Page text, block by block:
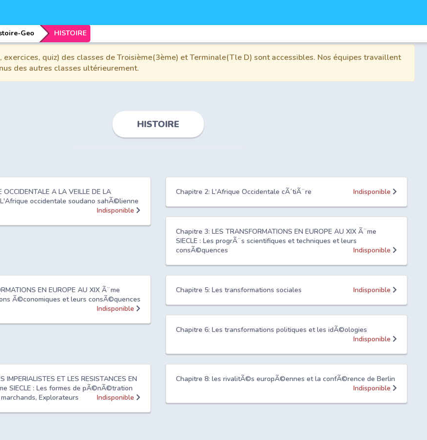
Geo HISTOIRE
exercices, quiz) des classes de Troisième(3ème) et Terminale(Tle D) sont accessibles. Nos équipes travaillent
des autres classes ultérieurement.
HISTOIRE
A LA VEILLE DE LA
:L'Afrique occidentale soudano sahÃ©lienne
Indisponible
Chapitre 2: L'Afrique Occidentale cÃ´tiÃ¨re Indisponible
Chapitre 3: LES TRANSFORMATIONS EN EUROPE AU XIX Ã¨me
SIECLE : Les progrÃ¨s scientifiques et techniques et leurs
consÃ©quences
Indisponible
EN EUROPE AU XIX Ã¨me
Ã©conomiques et leurs consÃ©quences
Indisponible
Chapitre 5: Les transformations sociales Indisponible
Chapitre 6: Les transformations politiques et les idÃ©ologies
Indisponible
IMPERIALISTES ET LES RESISTANCES EN
SIECLE : Les formes de pÃ©nÃ©tration
Explorateurs
Indisponible
Chapitre 8: les rivalitÃ©s europÃ©ennes et la confÃ©rence de Berlin
Indisponible